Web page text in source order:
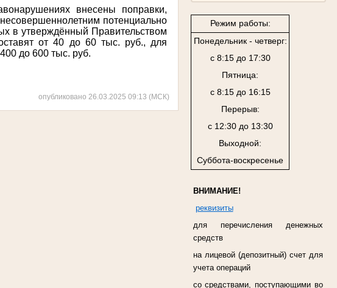
Режим работы:
Понедельник - четверг:
с 8:15 до 17:30
Пятница:
с 8:15 до 16:15
Перерыв:
с 12:30 до 13:30
Выходной:
Суббота-воскресенье
ВНИМАНИЕ!
реквизиты
для перечисления денежных
средств
на лицевой (депозитный) счет для
учета операций
со средствами, поступающими во
внесены поправки,
потенциально
в утверждённый Правительством
от 40 до 60 тыс. руб., для
до 600 тыс. руб.
опубликовано 26.03.2025 09:13 (МСК)